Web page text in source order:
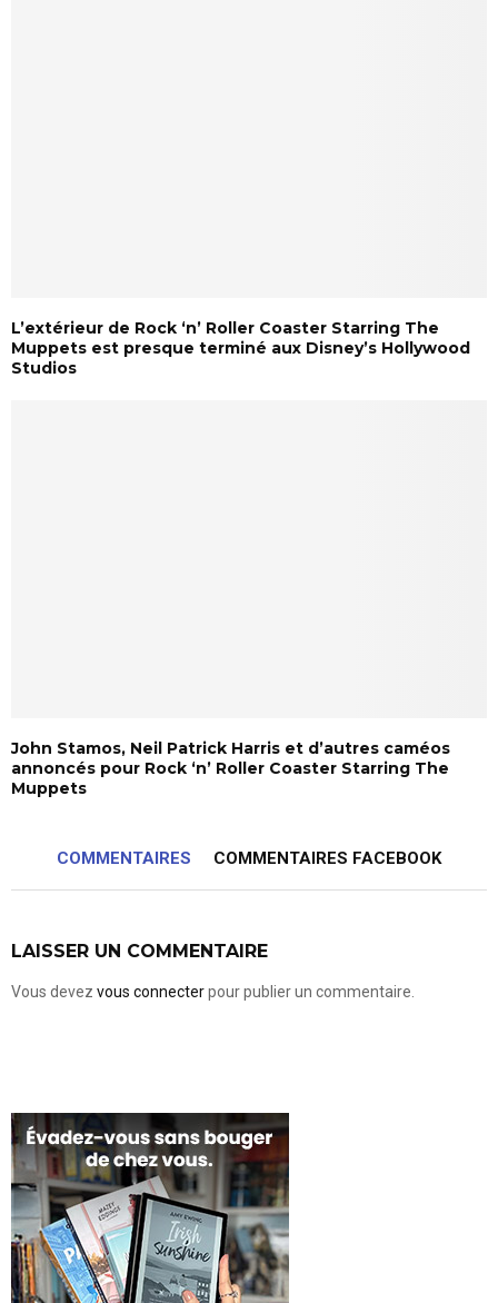
L’extérieur de Rock ‘n’ Roller Coaster Starring The
Muppets est presque terminé aux Disney’s Hollywood
Studios
John Stamos, Neil Patrick Harris et d’autres caméos
annoncés pour Rock ‘n’ Roller Coaster Starring The
Muppets
COMMENTAIRES COMMENTAIRES FACEBOOK
LAISSER UN COMMENTAIRE
Vous devez vous connecterpour publier un commentaire.